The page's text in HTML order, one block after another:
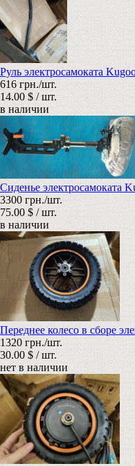
Руль электросамоката
616 грн./шт.
14.00 $ / шт.
в наличии
Сиденье электросамоката
3300 грн./шт.
75.00 $ / шт.
в наличии
Переднее колесо в сборе
1320 грн./шт.
30.00 $ / шт.
нет в наличии